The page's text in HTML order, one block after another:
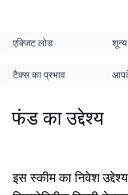
एक्जिट लोड शून्य
टैक्स का प्रभाव
फंड का उद्देश्य
इस स्कीम का निवेश